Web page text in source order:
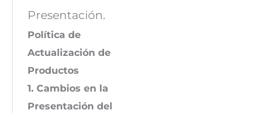
Presentación.
Política de
Actualización de
Productos
1. Cambios en la
Presentación del